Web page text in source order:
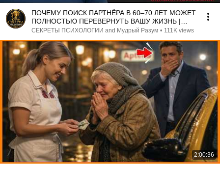
ПОЧЕМУ ПОИСК ПАРТНЁРА В 60–70 ЛЕТ МОЖЕТ
ПОЛНОСТЬЮ ПЕРЕВЕРНУТЬ ВАШУ ЖИЗНЬ |
МИХАИЛ ЛАБКОВСКИЙ
СЕКРЕТЫ ПСИХОЛОГИИ and Мудрый Разум • 111K views
2:00:36